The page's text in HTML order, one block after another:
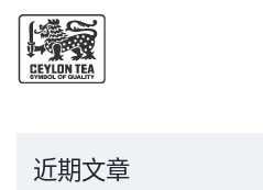
近期文章